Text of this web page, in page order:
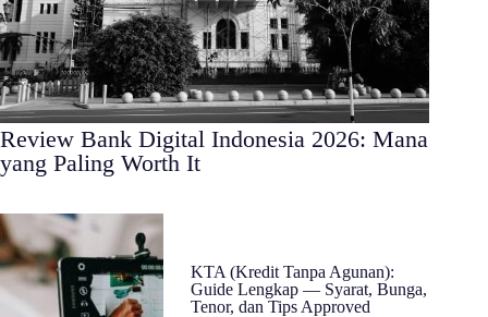
Review Bank Digital Indonesia 2026: Mana
yang Paling Worth It
KTA (Kredit Tanpa Agunan):
Guide Lengkap — Syarat, Bunga,
Tenor, dan Tips Approved